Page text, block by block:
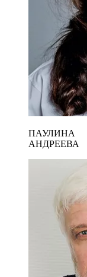
ПАУЛИНА
АНДРЕЕВА